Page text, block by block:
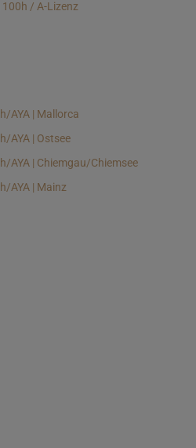
/ A-Lizenz
AYA | Mallorca
AYA | Ostsee
AYA | Chiemgau/Chiemsee
AYA | Mainz